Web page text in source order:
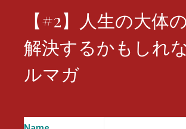
【#2】人生の大体
解決するかもしれ
ルマガ